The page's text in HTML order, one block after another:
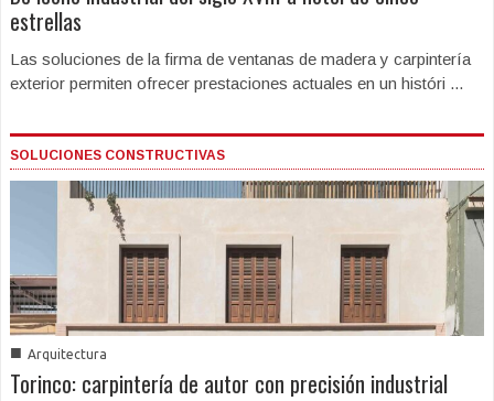
estrellas
Las soluciones de la firma de ventanas de madera y carpintería
exterior permiten ofrecer prestaciones actuales en un históri ...
SOLUCIONES CONSTRUCTIVAS
■ Arquitectura
Torinco: carpintería de autor con precisión industrial